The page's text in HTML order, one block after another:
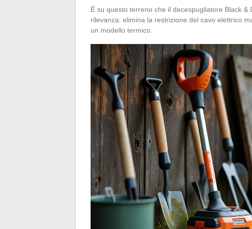
È su questo terreno che il decespugliatore Black
rilevanza: elimina la restrizione del cavo elettrico
un modello termico.